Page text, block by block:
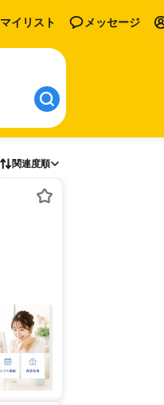
マイリスト メッセージ
関連度順